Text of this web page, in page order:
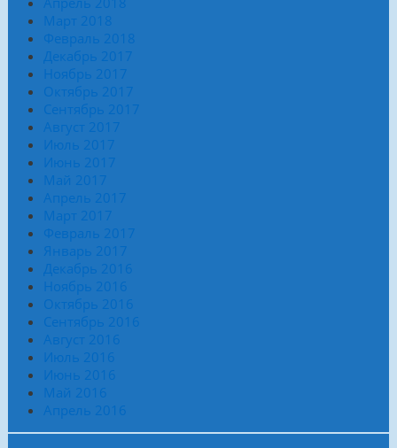
Март 2018
Февраль 2018
Декабрь 2017
Ноябрь 2017
Октябрь 2017
Сентябрь 2017
Август 2017
Июль 2017
Июнь 2017
Май 2017
Апрель 2017
Март 2017
Февраль 2017
Январь 2017
Декабрь 2016
Ноябрь 2016
Октябрь 2016
Сентябрь 2016
Август 2016
Июль 2016
Июнь 2016
Май 2016
Апрель 2016